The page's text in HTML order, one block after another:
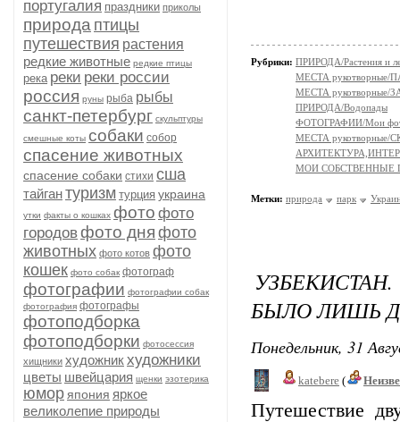
португалия праздники приколы
природа птицы
путешествия растения
редкие животные редкие птицы
река реки реки россии
россия руны рыба рыбы
санкт-петербург скульптуры
смешные коты собаки собор
спасение животных
спасение собаки стихи сша
тайгантуризм турция украина
утки факты о кошках фото фото
городовфото дня фото
животных фото котов фото
кошек фото собак фотограф
фотографии фотографии собак
фотография фотографы
фотоподборка
фотоподборки фотосессия
хищники художникхудожники
цветы швейцария щенки эзотерика
юмор япония яркое
великолепие природы
Рубрики: ПРИРОДА/Растения и
МЕСТА рукотворные/
МЕСТА
ПРИРОДА/Водопады
ФОТОГРАФИИ/Мои
МЕСТА
МОИ СОБСТВЕННЫЕ
Метки: природа парк
БЫЛО ЛИШЬ
Понедельник, 31
katebere (
Путешествие